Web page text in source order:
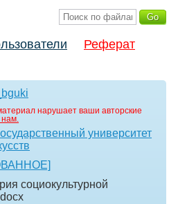
Реферат
нарушает ваши авторские
университет
социокультурной